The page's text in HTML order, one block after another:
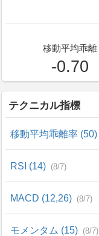
移動平均乖離
-0.70
テクニカル指標
移動平均乖離率 (50)
RSI (14) (8/7)
MACD (12,26) (8/7)
モメンタム (15) (8/7)